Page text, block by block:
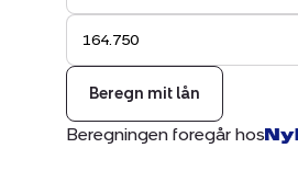
Beregn mit lån
Beregningen foregår hos